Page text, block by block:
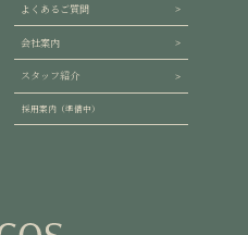
よくあるご質問
会社案内
スタッフ紹介
採用案内（準備中）